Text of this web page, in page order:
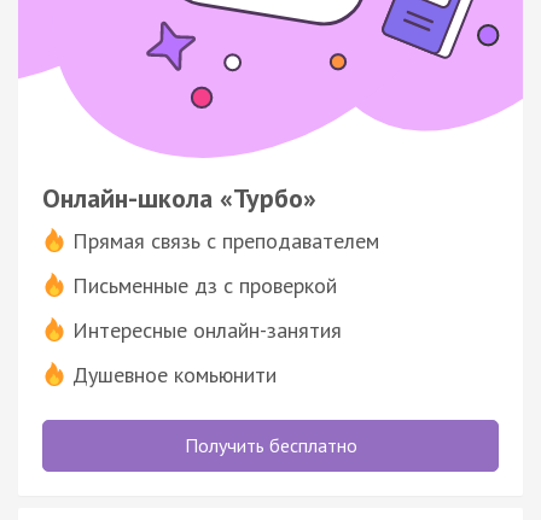
Онлайн-школа «Турбо»
Прямая связь с преподавателем
Письменные дз с проверкой
Интересные онлайн-занятия
Душевное комьюнити
Получить бесплатно